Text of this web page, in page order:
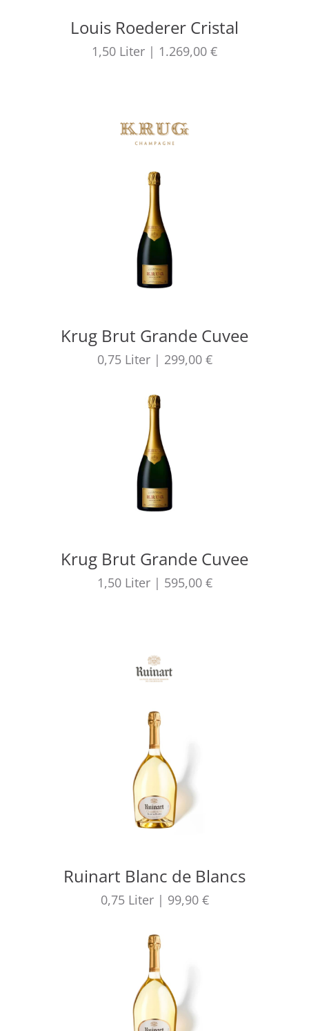
Louis Roederer Cristal
1,50 Liter | 1.269,00 €
Krug Brut Grande Cuvee
0,75 Liter | 299,00 €
Krug Brut Grande Cuvee
1,50 Liter | 595,00 €
Ruinart Blanc de Blancs
0,75 Liter | 99,90 €